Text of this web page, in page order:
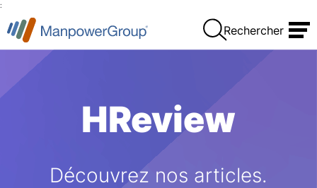
:
Rechercher
HReview
Découvrez nos articles.